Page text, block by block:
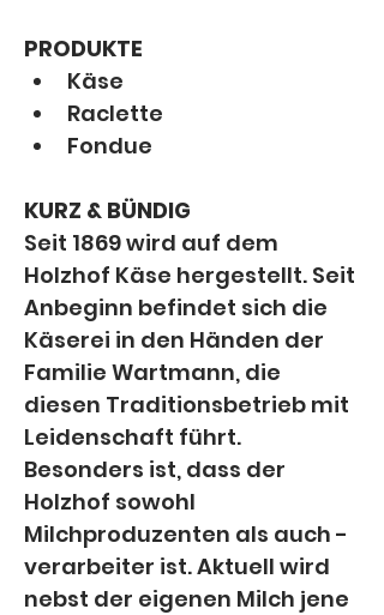
PRODUKTE
Käse
Raclette
Fondue
KURZ & BÜNDIG
Seit 1869 wird auf dem
Holzhof Käse hergestellt. Seit
Anbeginn befindet sich die
Käserei in den Händen der
Familie Wartmann, die
diesen Traditionsbetrieb mit
Leidenschaft führt.
Besonders ist, dass der
Holzhof sowohl
Milchproduzenten als auch -
verarbeiter ist. Aktuell wird
nebst der eigenen Milch jene